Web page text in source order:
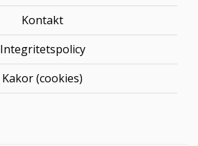
Kontakt
Integritetspolicy
Kakor (cookies)